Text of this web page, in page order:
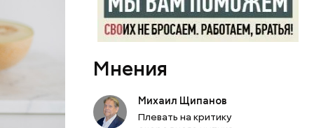
Мнения
Михаил Щипанов
Плевать на критику